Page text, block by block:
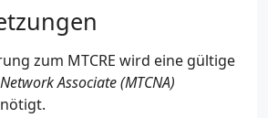
zum MTCRE wird eine gültige
Associate (MTCNA)